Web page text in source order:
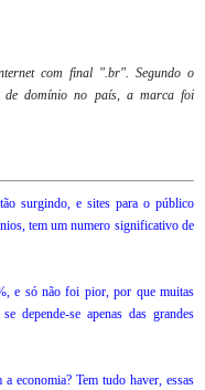
com final ".br". Segundo o
de domínio no país, a marca foi
surgindo, e sites para o público
tem um numero significativo de
e só não foi pior, por que muitas
depende-se apenas das grandes
economia? Tem tudo haver, essas